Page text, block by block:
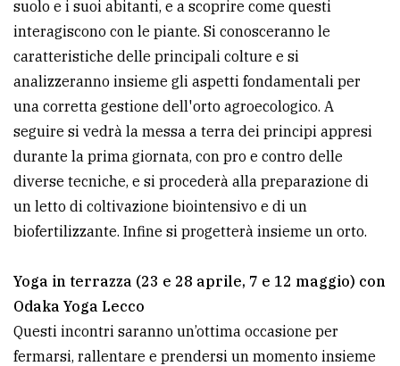
suolo e i suoi abitanti, e a scoprire come questi
interagiscono con le piante. Si conosceranno le
caratteristiche delle principali colture e si
analizzeranno insieme gli aspetti fondamentali per
una corretta gestione dell'orto agroecologico. A
seguire si vedrà la messa a terra dei principi appresi
durante la prima giornata, con pro e contro delle
diverse tecniche, e si procederà alla preparazione di
un letto di coltivazione biointensivo e di un
biofertilizzante. Infine si progetterà insieme un orto.
Yoga in terrazza (23 e 28 aprile, 7 e 12 maggio) con
Odaka Yoga Lecco
Questi incontri saranno un’ottima occasione per
fermarsi, rallentare e prendersi un momento insieme